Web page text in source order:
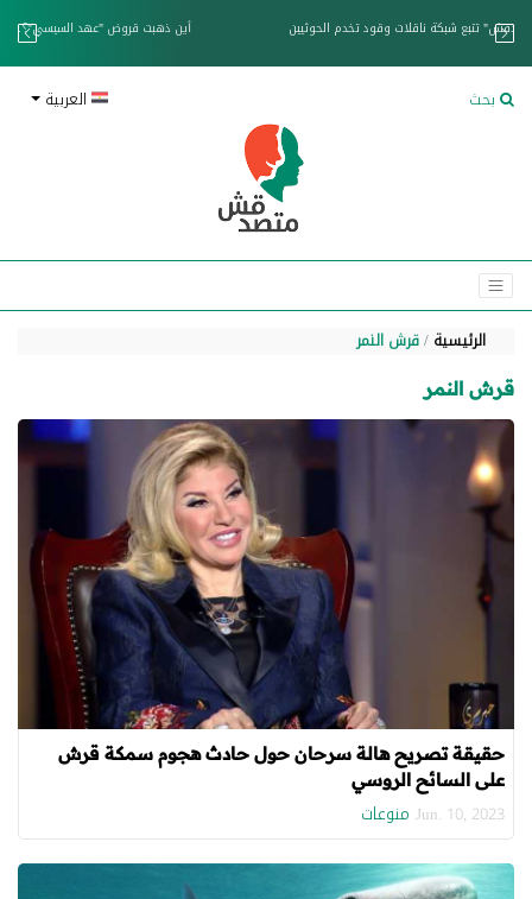
خزان عائم.. "متصدقش" تتبع شبكة ناقلات وقود تخدم الحوثيين
بحث العربية
الرئيسية قرش النمر
قرش النمر
حقيقة تصريح هالة سرحان حول حادث هجوم سمكة قرش
على السائح الروسي
Jun. 10, 2023 منوعات